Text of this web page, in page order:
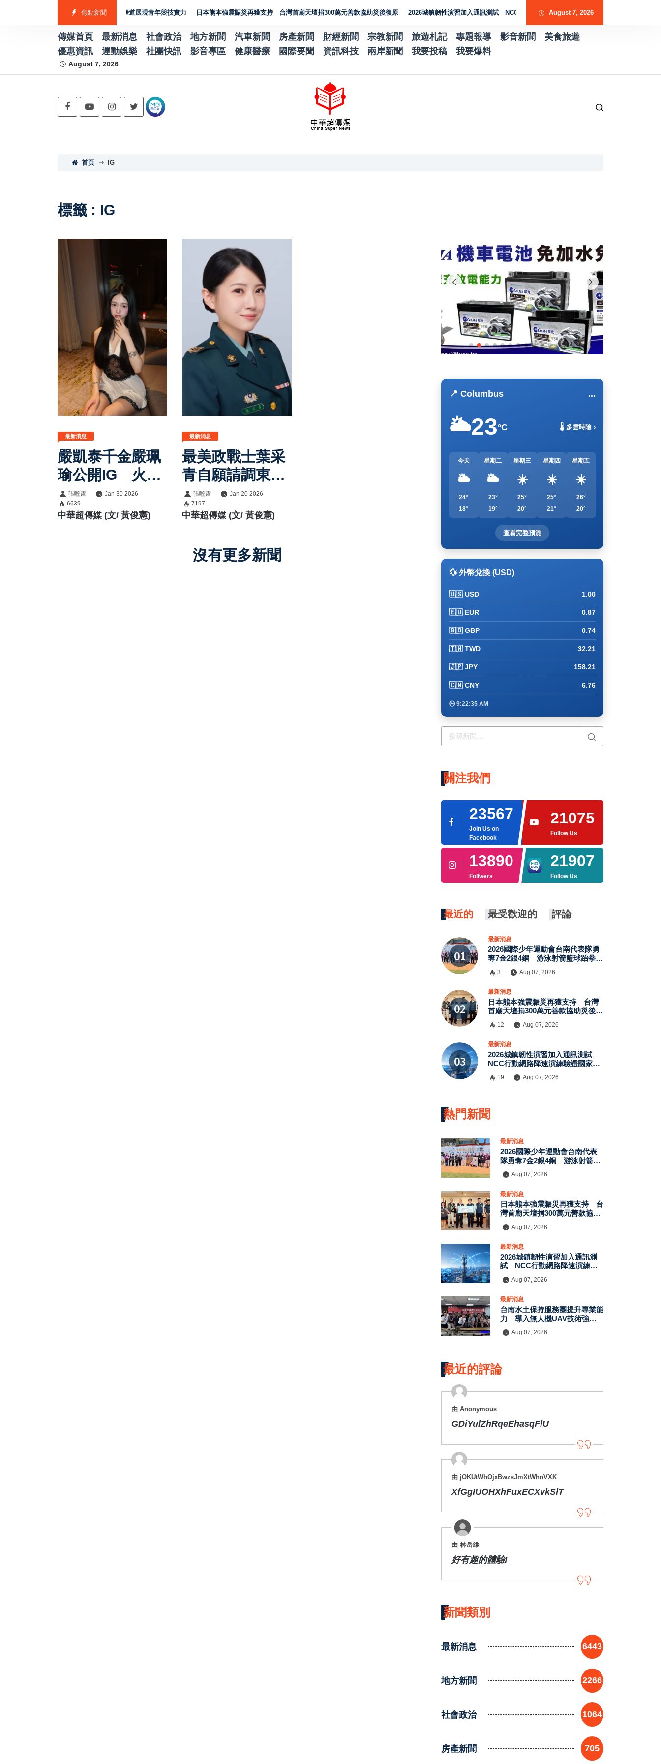
焦點新聞
勇奪7金2銀4銅 游泳射箭籃球跆拳道展現青年競技實力 日本熊本強震賑災再獲支持 台灣首廟天壇捐300萬元善款協助災後復原 2026城鎮韌性演習加入通訊測試 NCC行動網路降速演練驗證國家通訊防護能力
August 7, 2026
傳媒首頁 最新消息 社會政治 地方新聞 汽車新聞 房產新聞 財經新聞 宗教新聞 旅遊札記 專題報導 影音新聞
美食旅遊
優惠資訊
運動娛樂 社團快訊 影音專區 健康醫療 國際要聞 資訊科技 兩岸新聞 我要投稿 我要爆料
August 7, 2026
首頁 IG
標籤 : IG
最新消息
嚴凱泰千金嚴珮
瑜公開IG 火辣
照曝光，名媛生
活搭賓利座駕、
張噬霆
Jan 30 2026
6639
中華超傳媒 (文/ 黃俊憲)
最新消息
最美政戰士葉采
青自願請調東引
服役 大方公開
擇偶標準與制服
張噬霆
Jan 20 2026
7197
中華超傳媒 (文/ 黃俊憲)
沒有更多新聞
📍 Columbus ...
🌥️23°C 🌡️ 多雲時陰 ›
今天
🌥️
24°
18°
星期二
🌥️
23°
19°
星期三
☀️
25°
20°
星期四
☀️
25°
21°
星期五
☀️
26°
20°
查看完整預測
💱 外幣兌換 (USD)
🇺🇸 USD 1.00
🇪🇺 EUR 0.87
🇬🇧 GBP 0.74
🇹🇼 TWD 32.21
🇯🇵 JPY 158.21
🇨🇳 CNY 6.76
🕒 9:22:45 AM
關注我們
23567
Join Us on
Facebook
21075
Follow Us
13890
Follwers
21907
Follow Us
最近的 最受歡迎的 評論
最新消息
2026國際少年運動會台南代表隊勇
奪7金2銀4銅 游泳射箭籃球跆拳道
3 Aug 07, 2026
最新消息
日本熊本強震賑災再獲支持 台灣
首廟天壇捐300萬元善款協助災後復
12 Aug 07, 2026
最新消息
2026城鎮韌性演習加入通訊測試
NCC行動網路降速演練驗證國家通
19 Aug 07, 2026
熱門新聞
最新消息
2026國際少年運動會台南代表
隊勇奪7金2銀4銅 游泳射箭籃
Aug 07, 2026
最新消息
日本熊本強震賑災再獲支持 台
灣首廟天壇捐300萬元善款協助
Aug 07, 2026
最新消息
2026城鎮韌性演習加入通訊測
試 NCC行動網路降速演練驗
Aug 07, 2026
最新消息
台南水土保持服務團提升專業能
力 導入無人機UAV技術強化
Aug 07, 2026
最近的評論
由 Anonymous
GDiYulZhRqeEhasqFlU
由 jOKUtWhOjxBwzsJmXtWhnVXK
XfGgIUOHXhFuxECXvkSlT
由 林岳維
好有趣的體驗!
新聞類別
最新消息 6443
地方新聞 2266
社會政治 1064
房產新聞 705